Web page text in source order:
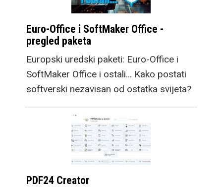
Euro-Office i SoftMaker Office -
pregled paketa
Europski uredski paketi: Euro-Office i
SoftMaker Office i ostali... Kako postati
softverski nezavisan od ostatka svijeta?
PDF24 Creator